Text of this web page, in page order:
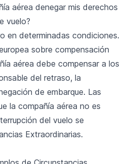
aérea denegar mis derechos
vuelo?
en determinadas condiciones.
sobre compensación
aérea debe compensar a los
del retraso, la
de embarque. Las
la compañía aérea no es
del vuelo se
Extraordinarias.